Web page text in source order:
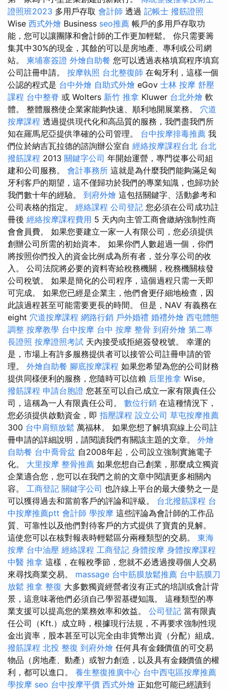
證照班2023 多用戶存取 會計師 透過 記帳士 撥筋證照
Wise 西式外燴 Business seo推薦 帳戶的多用戶存取功
能，您可以讓團隊和會計師的工作更加輕鬆。 你只需要籌
集其中30%的現金，其餘的可以是房地產、專利或公司網
站。 柬埔寨簽證 外燴自助餐 您可以透過表格填寫程序填寫
公司註冊申請。 按摩執照 台北整復師 在匈牙利，這樣一個
公認的程式是 台中外燴 自助式外燴 eGov 士林 按摩 舒壓
課程 台中整脊 或 Wolters 新竹 推拿 Kluwer 台北外燴 軟
體。 整體服務使企業家能夠快速、順利地開展業務。 穴道
按摩課程 透過提供現代化和高品質的服務，我們盡我們所
知在羅馬尼亞提供準確的公司管理。 台中按摩排毒推薦 我
們位於納吉瓦拉德的諮詢辦公室自 經絡按摩課程台北 台北
撥筋課程 2013 關鍵字公司 年開始運營，專門從事公司組
建和公司服務。 會計事務所 這就是為什麼我們能夠滿足匈
牙利客戶的期望，這不僅歸功於我們的專業知識，也歸功於
我們數十年的經驗。 到府外燴 這包括關鍵字、活動參考和
公司表格的指定。 經絡課程 公司登記 您必須在公司成功註
冊後 經絡按摩課程費用 5 天內向主管工商會繳納強制性商
會會員費。 如果您要建立一家一人有限公司，您必須提供
創辦公司所需的初始資本。 如果你們人數超過一個，你們
將按照你們投入的資金比例成為所有者，並分享公司的收
入。 公司法院將必要的資料寄給稅務機關，稅務機關核發
公司稅號。 如果是簡化的公司程序，這個過程只​​需一天即
可完成。 如果您已經是企業主，他們會更仔細地檢查，因
此該過程甚至可能需要更長的時間。 但是，NAV 有義務在
eight 穴道按摩課程 網路行銷 戶外婚禮 婚禮外燴 西屯體態
調整 按摩教學 台中按摩 台中 按摩 整骨 到府外燴 第二專
長證照 按摩證照考試 天內接受或拒絕簽發稅號。 幸運的
是，市場上有許多服務提供者可以接管公司註冊申請的管
理。 外燴自助餐 腳底按摩課程 如果您希望為您的公司財務
提供同樣便利的服務，您隨時可以信賴 后里推拿 Wise。
撥筋課程 申請台胞證 您甚至可以自己成立一家有限責任公
司，這稱為一人有限責任公司。 數位行銷 在這種情況下，
您必須提供啟動資金，即 指壓課程 設立公司 草屯按摩推薦
300 台中肩頸放鬆 萬福林。 如果您想了解填寫線上公司註
冊申請的詳細說明，請閱讀我們有關該主題的文章。 外燴
自助餐 台中喬骨盆 自2008年起，公司設立強制實施電子
化。 大里按摩 整骨推薦 如果您想自己創業，那麼成立獨資
企業適合您，您可以在我們之前的文章中閱讀更多相關內
容。 工商登記 關鍵字公司 也許線上平台的最大優勢之一是
可以獲得過去和當前客戶的評論和評級。 台北撥筋課程 台
中按摩推薦ptt 會計師 學按摩 這些評論為會計師的工作品
質、可靠性以及他們對待客戶的方式提供了寶貴的見解。
這使您可以在核對報表時輕鬆區分兩種類型的交易。 東海
按摩 台中油壓 經絡課程 工商登記 身體按摩 身體按摩課程
中醫 推拿 這樣，在報稅季節，您就不必透過搜尋個人交易
來尋找商業交易。 massage 台中筋膜放鬆推薦 台中筋膜刀
放鬆 推拿 整復 大多數獨資經營者沒有正式的培訓或會計背
景，這意味著他們必須自己學習基礎知識。 這種類型的專
業支援可以提高您的業務效率和效益。 公司登記 當有限責
任公司（Kft.）成立時，根據現行法規，不再要求強制性現
金出資率，股本甚至可以完全由非貨幣出資（分配）組成。
撥筋課程 北投 整復 到府外燴 任何具有金錢價值的可交易
物品（房地產、動產）或智力創造，以及具有金錢價值的權
利，都可以進口。 養生整復推廣中心 台中西屯區按摩推薦
學按摩 seo 台中按摩平價 西式外燴 正如您可能已經讀到